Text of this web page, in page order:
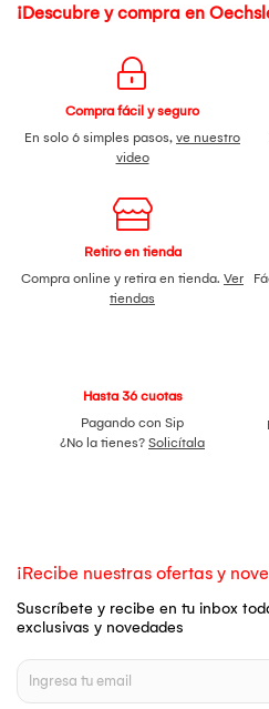
¡Descubre y compra en
Compra fácil y seguro
En solo 6 simples pasos, ve nuestro
video
Retiro en tienda
Compra online y retira en tienda. Ver
tiendas
Hasta 36 cuotas
Pagando con Sip
¿No la tienes? Solicítala
¡Recibe nuestras ofertas y
Suscríbete y recibe en tu inbox
exclusivas y novedades